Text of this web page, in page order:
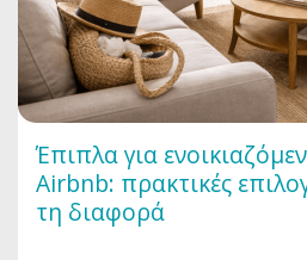
Έπιπλα για
Airbnb: πρακτικές
τη διαφορά